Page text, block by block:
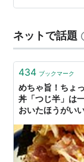
騰」を感じま
劇、そして現
の過ごし方ま
ネットで話題
434 ブックマーク
めちゃ旨！ちょ
丼「つじ半」は
おいたほうがい